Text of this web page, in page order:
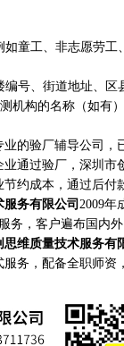
工、非志愿劳工
号、街道地址、区
构的名称（如有）
的验厂辅导公司，
通过验厂，深圳市
约成本，通过后付
务有限公司 2009年
务，客户遍布国内外
思维质量技术服务有
务，配备全职师